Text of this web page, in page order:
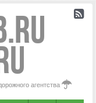
агентства